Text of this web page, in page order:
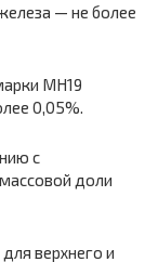
— не более
МН19
0,05%.
с
доли
верхнего и